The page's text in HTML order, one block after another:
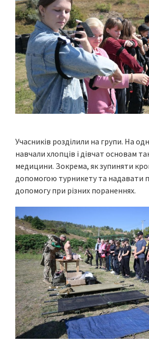
Учасників розділили на групи. На
навчали хлопців і дівчат основам
медицини. Зокрема, як зупиняти
допомогою турникету та надавати
допомогу при різних пораненнях.